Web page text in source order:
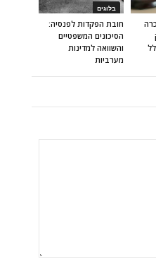
בלוגים
חובת הפקדות לפנסיה:
הסיכונים המשפטיים
והשוואה למדינות
מערביות